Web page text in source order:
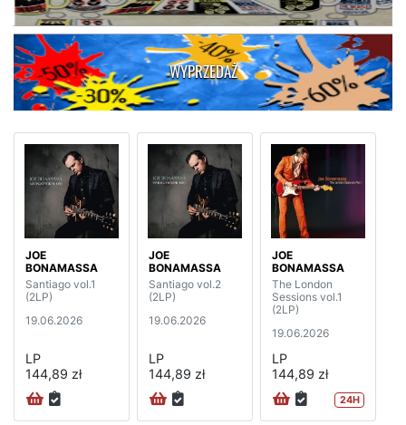
WYPRZEDAŻ
JOE
BONAMASSA
Santiago vol.1
(2LP)
19.06.2026
LP
144,89 zł
JOE
BONAMASSA
Santiago vol.2
(2LP)
19.06.2026
LP
144,89 zł
JOE
BONAMASSA
The London
Sessions vol.1
(2LP)
19.06.2026
LP
144,89 zł
24H